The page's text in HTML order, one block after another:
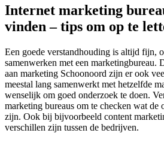
Internet marketing
vinden – tips om op te
Een goede verstandhouding is altijd fijn,
samenwerken met een marketingbureau.
aan marketing Schoonoord zijn er ook
meestal lang samenwerkt met hetzelfde
wenselijk om goed onderzoek te doen.
marketing bureaus om te checken wat de
zijn. Ook bij bijvoorbeeld content
verschillen zijn tussen de bedrijven.